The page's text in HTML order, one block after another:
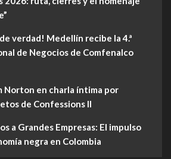
verdad! Medellín recibe la 4.ª
de Negocios de Comfenalco
Norton en charla íntima por
de Confessions II
a Grandes Empresas: El impulso
negra en Colombia